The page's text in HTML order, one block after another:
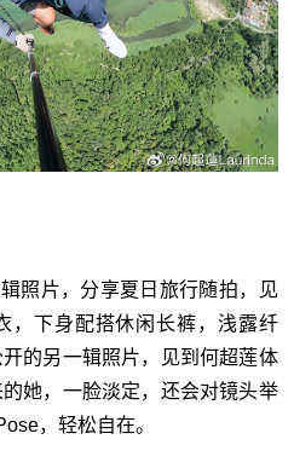
照片，分享夏日旅行随拍，见
，下身配搭休闲长裤，浅露纤
的另一辑照片，见到何超莲体
她，一脸淡定，还会对镜头举
，轻松自在。